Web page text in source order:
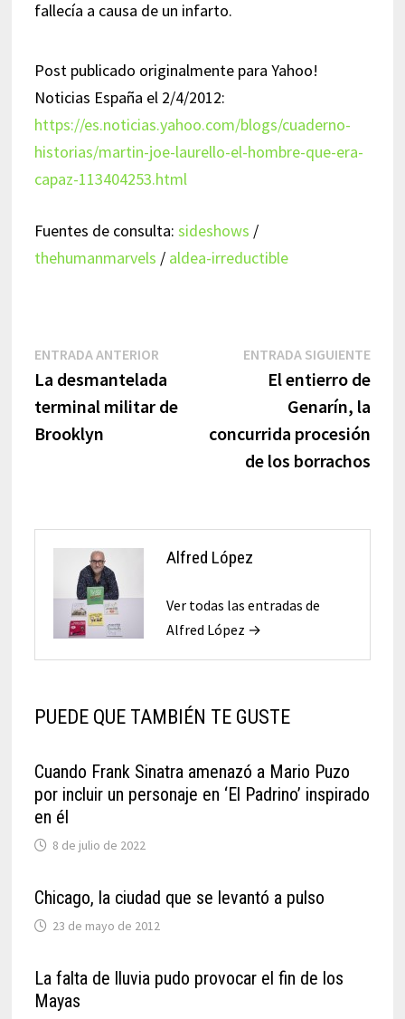
fallecía a causa de un infarto.
Post publicado originalmente para Yahoo!
Noticias España el 2/4/2012:
https://es.noticias.yahoo.com/blogs/cuaderno-
historias/martin-joe-laurello-el-hombre-que-era-
capaz-113404253.html
Fuentes de consulta: sideshows /
thehumanmarvels / aldea-irreductible
Navegación
de
entradas
ENTRADA ANTERIOREntrada
anterior:
La desmantelada
terminal militar de
Brooklyn
ENTRADA SIGUIENTE
El entierro de
Genarín, la
concurrida procesión
de los borrachos
Alfred López
Ver todas las entradas de
Alfred López →
PUEDE QUE TAMBIÉN TE GUSTE
Cuando Frank Sinatra amenazó a Mario Puzo
por incluir un personaje en ‘El Padrino’ inspirado
en él
8 de julio de 2022
Chicago, la ciudad que se levantó a pulso
23 de mayo de 2012
La falta de lluvia pudo provocar el fin de los
Mayas